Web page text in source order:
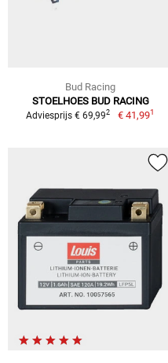
Bud Racing
STOELHOES BUD RACING
Adviesprijs € 69,992 € 41,991